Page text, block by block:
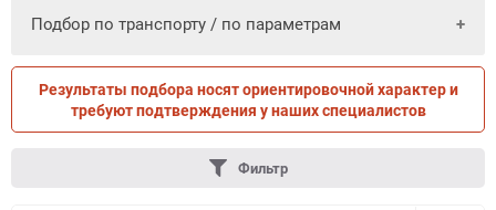
Подбор по транспорту / по параметрам
ПО ТРАНСПОРТУ ПО ПАРАМЕТРАМ
Результаты подбора носят ориентировочной характер и
требуют подтверждения у наших специалистов
Фильтр